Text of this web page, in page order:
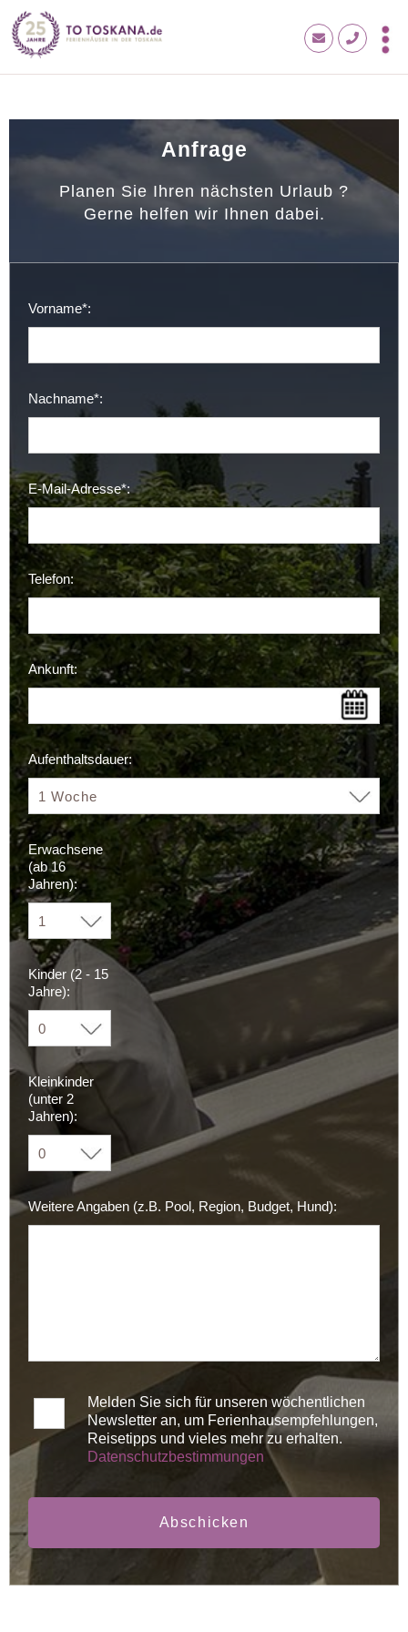
Anfrage
Planen Sie Ihren nächsten Urlaub ?
Gerne helfen wir Ihnen dabei.
Vorname*:
Nachname*:
E-Mail-Adresse*:
Telefon:
Ankunft:
Aufenthaltsdauer:
Erwachsene
(ab 16
Jahren):
Kinder (2 - 15
Jahre):
Kleinkinder
(unter 2
Jahren):
Weitere Angaben (z.B. Pool, Region, Budget, Hund):
Melden Sie sich für unseren wöchentlichen
Newsletter an, um Ferienhausempfehlungen,
Reisetipps und vieles mehr zu erhalten.
Datenschutzbestimmungen
Abschicken